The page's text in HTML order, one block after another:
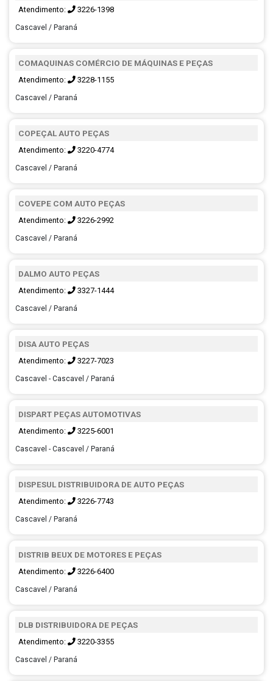
Atendimento: 3226-1398
Cascavel / Paraná
COMAQUINAS COMÉRCIO DE MÁQUINAS E PEÇAS
Atendimento: 3228-1155
Cascavel / Paraná
COPEÇAL AUTO PEÇAS
Atendimento: 3220-4774
Cascavel / Paraná
COVEPE COM AUTO PEÇAS
Atendimento: 3226-2992
Cascavel / Paraná
DALMO AUTO PEÇAS
Atendimento: 3327-1444
Cascavel / Paraná
DISA AUTO PEÇAS
Atendimento: 3227-7023
Cascavel - Cascavel / Paraná
DISPART PEÇAS AUTOMOTIVAS
Atendimento: 3225-6001
Cascavel - Cascavel / Paraná
DISPESUL DISTRIBUIDORA DE AUTO PEÇAS
Atendimento: 3226-7743
Cascavel / Paraná
DISTRIB BEUX DE MOTORES E PEÇAS
Atendimento: 3226-6400
Cascavel / Paraná
DLB DISTRIBUIDORA DE PEÇAS
Atendimento: 3220-3355
Cascavel / Paraná